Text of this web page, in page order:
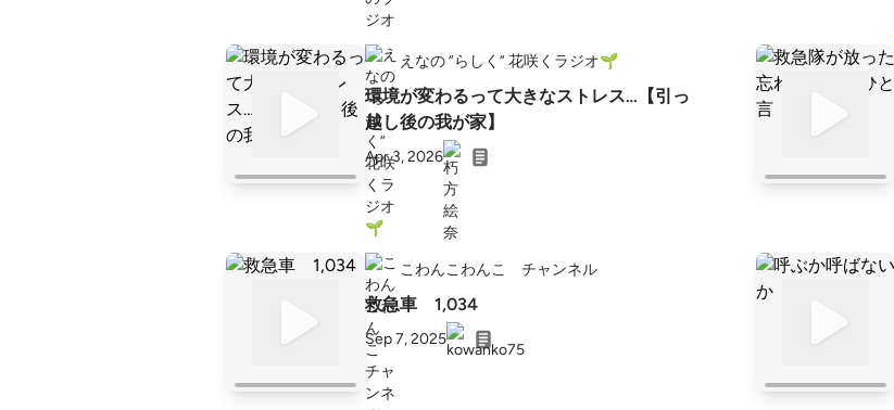
えなの ”らしく” 花咲くラジオ🌱
環境が変わるって大きなストレス…【引っ
越し後の我が家】
Apr 3, 2026
こわんこわんこ チャンネル
救急車 1,034
Sep 7, 2025